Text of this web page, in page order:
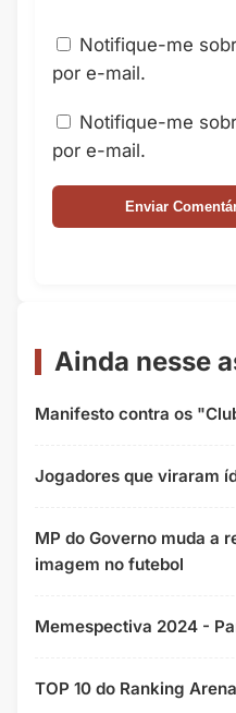
Notifique-me
por e-mail.
Notifique-me
por e-mail.
Ainda nesse
Manifesto contra os
Jogadores que viraram
MP do Governo muda a
imagem no futebol
Memespectiva 2024 -
TOP 10 do Ranking